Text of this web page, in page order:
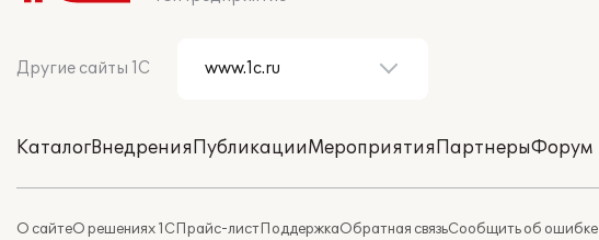
Другие сайты 1С
КаталогВнедренияПубликацииМероприятияПартнерыФорум
О сайтеО решениях 1СПрайс-листПоддержкаОбратная связьСообщить об ошибке